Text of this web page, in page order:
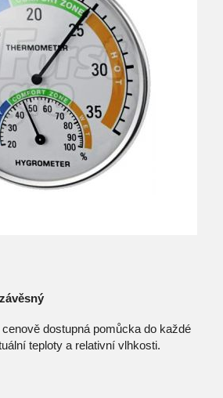
dostupná pomůcka do každé
teploty a relativní vlhkosti.